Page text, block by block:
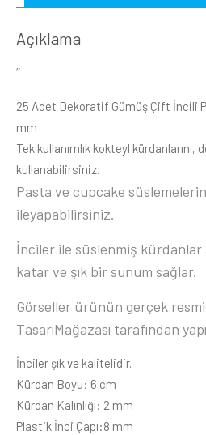
Açıklama
”
25 Adet Dekoratif Gümüş Çift İncili
mm
Tek kullanımlık kokteyl
kullanabilirsiniz.
Pasta ve cupcake
ileyapabilirsiniz.
İnciler ile süslenmiş kürdanlar
katar ve şık bir sunum sağlar.
Görseller ürünün gerçek
TasarıMağazası tarafından
İnciler şık ve kalitelidir.
Kürdan Boyu: 6 cm
Kürdan Kalınlığı: 2 mm
Plastik İnci Çapı:8 mm